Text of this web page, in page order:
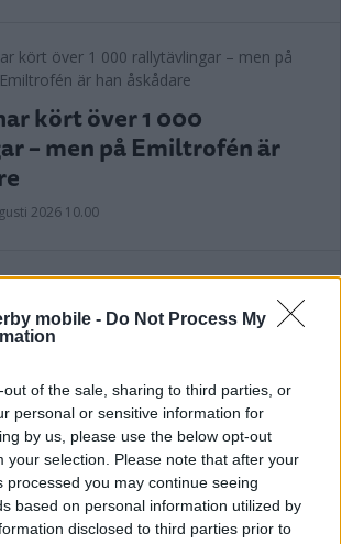
mobile - Do Not Process My
out of the sale, sharing to third parties, or
personal or sensitive information for
by us, please use the below opt-out
your selection. Please note that after your
processed you may continue seeing
based on personal information utilized by
disclosed to third parties prior to
kört över 1 000
– men på Emiltrofén är
2026 10.00
Ludvig från
SM-guldet
2026 08.00